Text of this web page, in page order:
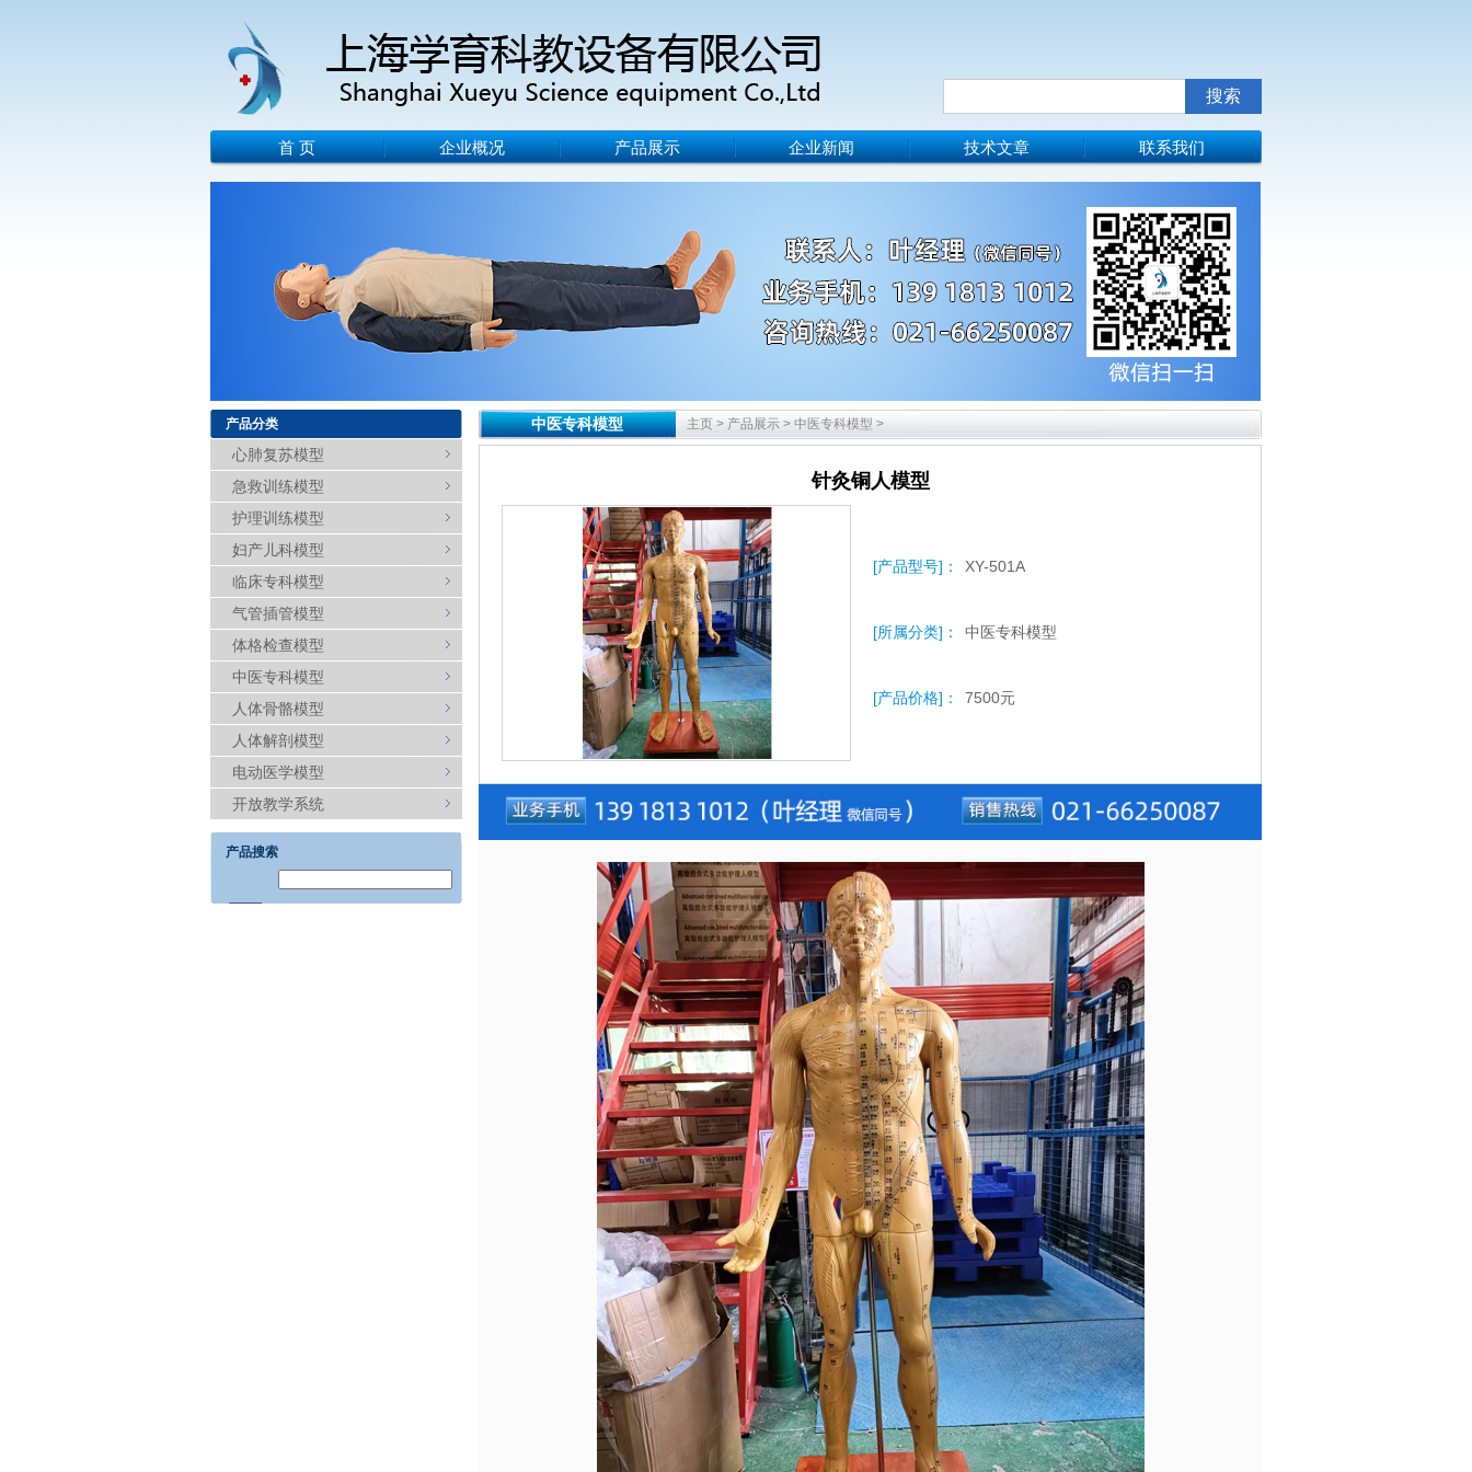
首 页 企业概况 产品展示 企业新闻 技术文章 联系我们
产品分类
心肺复苏模型
急救训练模型
护理训练模型
妇产儿科模型
临床专科模型
气管插管模型
体格检查模型
中医专科模型
人体骨骼模型
人体解剖模型
电动医学模型
开放教学系统
产品搜索
中医专科模型 主页 > 产品展示 > 中医专科模型 >
针灸铜人模型
[产品型号]： XY-501A
[所属分类]： 中医专科模型
[产品价格]： 7500元